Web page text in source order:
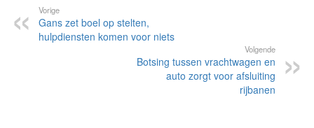
Vorige
Gans zet boel op stelten,
hulpdiensten komen voor niets
Volgende
Botsing tussen vrachtwagen en
auto zorgt voor afsluiting
rijbanen